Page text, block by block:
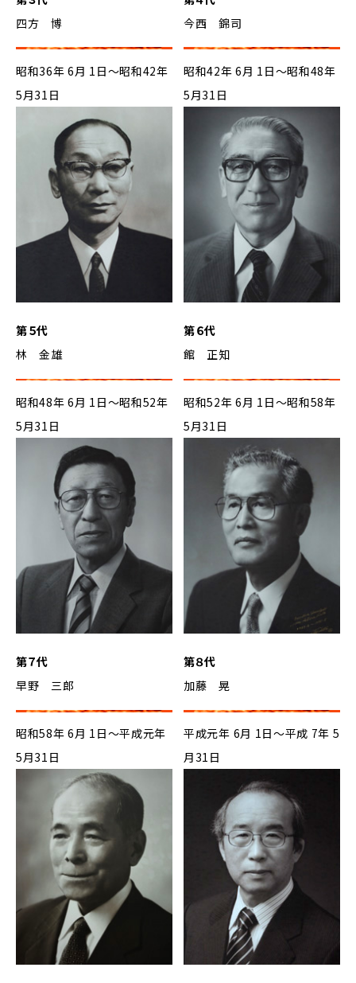
四方 博
昭和36年 6月 1日～昭和42年
5月31日
今西 錦司
昭和42年 6月 1日～昭和48年
5月31日
第５代
林 金雄
昭和48年 6月 1日～昭和52年
5月31日
第６代
館 正知
昭和52年 6月 1日～昭和58年
5月31日
第７代
早野 三郎
昭和58年 6月 1日～平成元年
5月31日
第８代
加藤 晃
平成元年 6月 1日～平成 7年 5
月31日